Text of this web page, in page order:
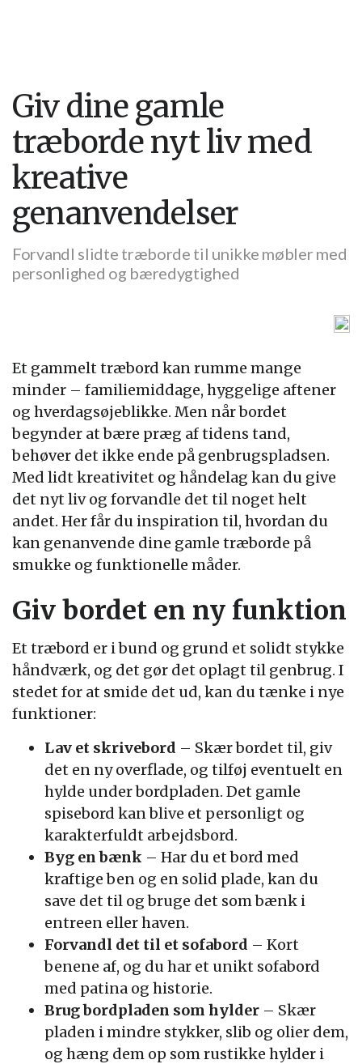
Giv dine gamle
træborde nyt liv med
kreative
genanvendelser
Forvandl slidte træborde til unikke møbler med
personlighed og bæredygtighed
Et gammelt træbord kan rumme mange
minder – familiemiddage, hyggelige aftener
og hverdagsøjeblikke. Men når bordet
begynder at bære præg af tidens tand,
behøver det ikke ende på genbrugspladsen.
Med lidt kreativitet og håndelag kan du give
det nyt liv og forvandle det til noget helt
andet. Her får du inspiration til, hvordan du
kan genanvende dine gamle træborde på
smukke og funktionelle måder.
Giv bordet en ny funktion
Et træbord er i bund og grund et solidt stykke
håndværk, og det gør det oplagt til genbrug. I
stedet for at smide det ud, kan du tænke i nye
funktioner:
Lav et skrivebord – Skær bordet til, giv
det en ny overflade, og tilføj eventuelt en
hylde under bordpladen. Det gamle
spisebord kan blive et personligt og
karakterfuldt arbejdsbord.
Byg en bænk – Har du et bord med
kraftige ben og en solid plade, kan du
save det til og bruge det som bænk i
entreen eller haven.
Forvandl det til et sofabord – Kort
benene af, og du har et unikt sofabord
med patina og historie.
Brug bordpladen som hylder – Skær
pladen i mindre stykker, slib og olier dem,
og hæng dem op som rustikke hylder i